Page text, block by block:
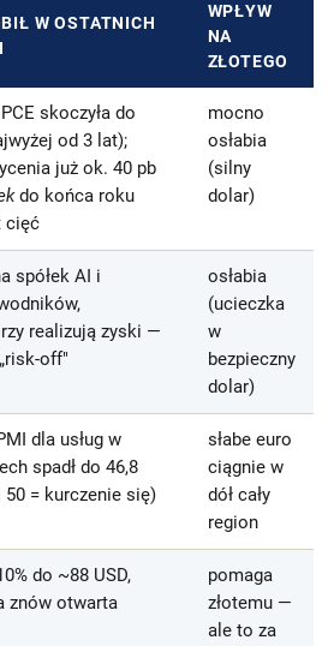
W OSTATNICH
WPŁYW
NA
ZŁOTEGO
skoczyła do
od 3 lat);
już ok. 40 pb
do końca roku
cięć
mocno
osłabia
(silny
dolar)
spółek AI i
realizują zyski —
off"
osłabia
(ucieczka
w
bezpieczny
dolar)
dla usług w
spadł do 46,8
50 = kurczenie się)
słabe euro
ciągnie w
dół cały
region
do ~88 USD,
znów otwarta
pomaga
złotemu —
ale to za